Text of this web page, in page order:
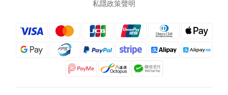
私隱政策聲明